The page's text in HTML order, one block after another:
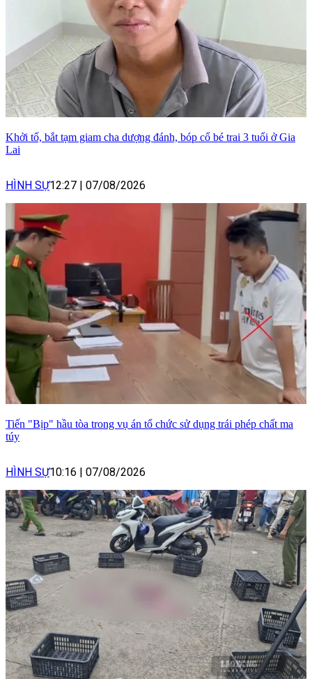
Khởi tố, bắt tạm giam cha dượng đánh, bóp cổ bé trai 3 tuổi ở Gia
Lai
HÌNH SỰ12:27 | 07/08/2026
Tiến "Bịp" hầu tòa trong vụ án tổ chức sử dụng trái phép chất ma
túy
HÌNH SỰ10:16 | 07/08/2026